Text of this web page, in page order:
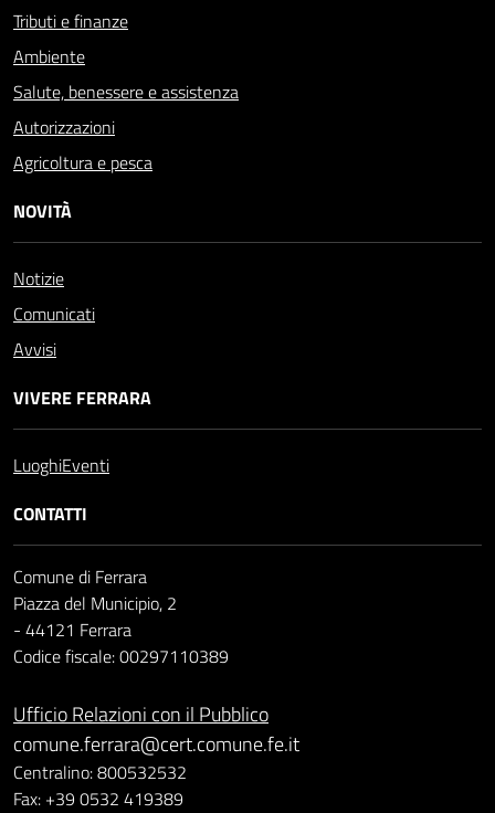
Tributi e finanze
Ambiente
Salute, benessere e assistenza
Autorizzazioni
Agricoltura e pesca
NOVITÀ
Notizie
Comunicati
Avvisi
VIVERE FERRARA
LuoghiEventi
CONTATTI
Comune di Ferrara
Piazza del Municipio, 2
- 44121 Ferrara
Codice fiscale: 00297110389
Ufficio Relazioni con il Pubblico
comune.ferrara@cert.comune.fe.it
Centralino: 800532532
Fax: +39 0532 419389